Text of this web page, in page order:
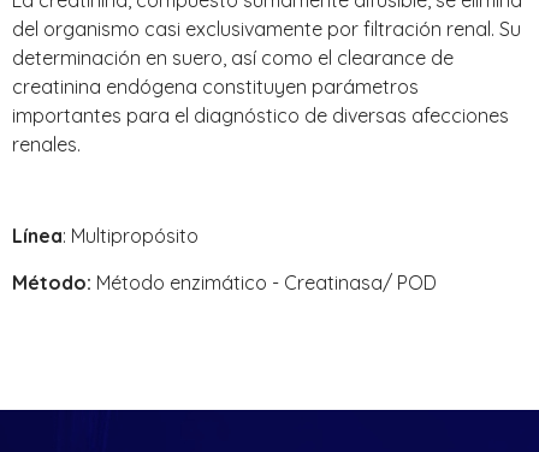
del organismo casi exclusivamente por filtración renal. Su
determinación en suero, así como el clearance de
creatinina endógena constituyen parámetros
importantes para el diagnóstico de diversas afecciones
renales.
Línea: Multipropósito
Método: Método enzimático - Creatinasa/ POD